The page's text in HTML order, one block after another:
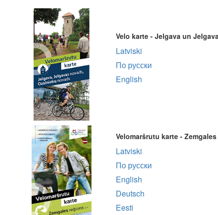
Velo karte - Jelgava un
Latviski
По русски
English
Velomaršrutu karte -
Latviski
По русски
English
Deutsch
Eesti